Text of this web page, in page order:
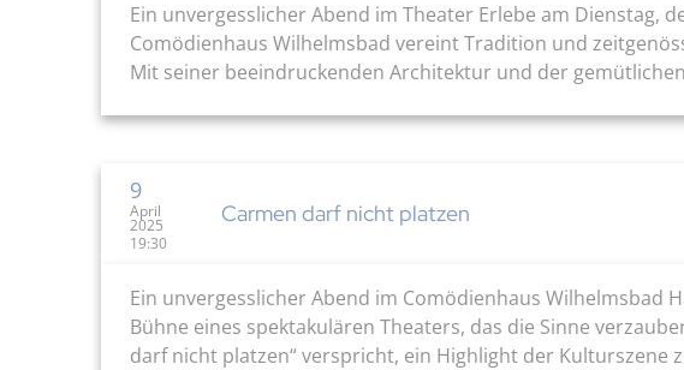
Ein unvergesslicher Abend im Theater Erlebe am Dienstag,
Comödienhaus Wilhelmsbad vereint Tradition und
Mit seiner beeindruckenden Architektur und der
9
April
2025
19:30
Carmen darf nicht platzen
Ein unvergesslicher Abend im Comödienhaus Wilhelmsbad
Bühne eines spektakulären Theaters, das die Sinne
darf nicht platzen“ verspricht, ein Highlight der Kulturszene